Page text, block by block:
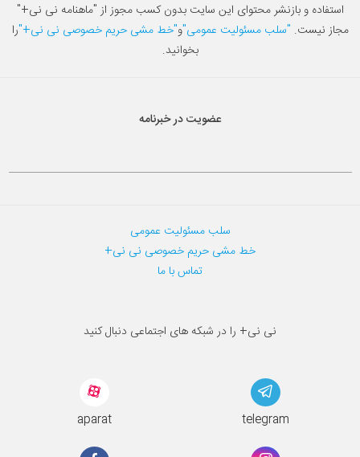
استفاده و بازنشر محتوای این سایت بدون کسب مجوز از "ماهنامه نی نی+"
مجاز نیست. "سلب مسئولیت عمومی"و"خط مشی حریم خصوصی نی نی+"را
بخوانید.
عضویت در خبرنامه
سلب مسئولیت عمومی
خط مشی حریم خصوصی نی نی+
تماس با ما
نی نی+ را در شبکه های اجتماعی دنبال کنید
aparat telegram